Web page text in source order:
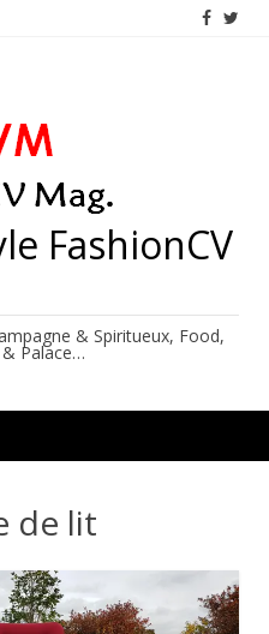
FashionCV
& Spiritueux, Food,
Palace…
de lit